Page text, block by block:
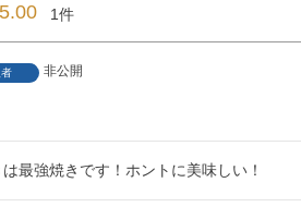
5.00 1
非公開
最強焼きです！ホントに美味しい！